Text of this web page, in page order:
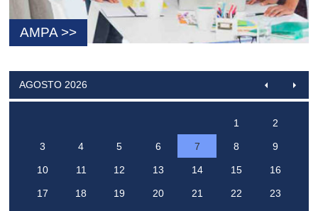
AMPA >>
AGOSTO 2026
1 2
3 4 5 6 7 8 9
10 11 12 13 14 15 16
17 18 19 20 21 22 23